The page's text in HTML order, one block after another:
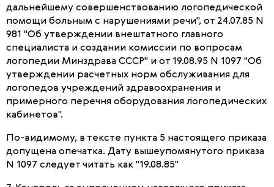
дальнейшему совершенствованию логопедической
помощи больным с нарушениями речи", от 24.07.85 N
981 "Об утверждении внештатного главного
специалиста и создании комиссии по вопросам
логопедии Минздрава СССР" и от 19.08.95 N 1097 "Об
утверждении расчетных норм обслуживания для
логопедов учреждений здравоохранения и
примерного перечня оборудования логопедических
кабинетов".
По-видимому, в тексте пункта 5 настоящего приказа
допущена опечатка. Дату вышеупомянутого приказа
N 1097 следует читать как "19.08.85"